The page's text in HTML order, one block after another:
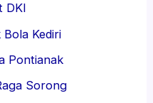
DKI
Kediri
Pontianak
Sorong